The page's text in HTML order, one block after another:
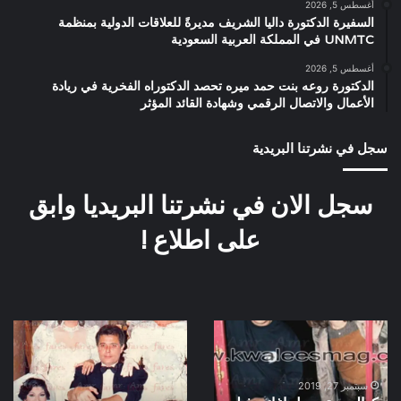
أغسطس 5, 2026
السفيرة الدكتورة داليا الشريف مديرةً للعلاقات الدولية بمنظمة
UNMTC في المملكة العربية السعودية
أغسطس 5, 2026
الدكتورة روعه بنت حمد ميره تحصد الدكتوراه الفخرية في ريادة
الأعمال والاتصال الرقمي وشهادة القائد المؤثر
سجل في نشرتنا البريدية
سجل الان في نشرتنا البريديا وابق
على اطلاع !
كواليس
تسجيل
اغانى
فيلم سبتمبر 27, 2019
صورة
نادرة
من
فيلم